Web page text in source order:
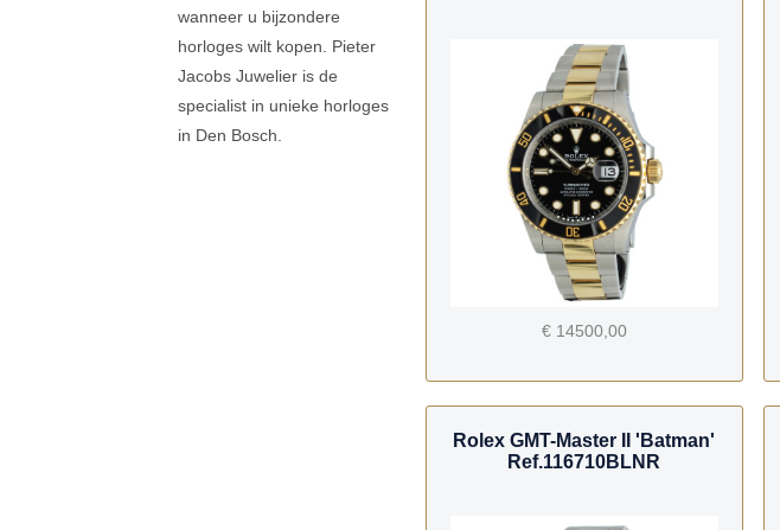
wanneer u bijzondere
horloges wilt kopen. Pieter
Jacobs Juwelier is de
specialist in unieke horloges
in Den Bosch.
€ 14500,00
Rolex GMT-Master II 'Batman'
Ref.116710BLNR